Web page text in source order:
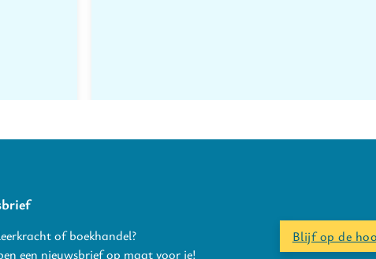
of boekhandel?
een nieuwsbrief op maat voor je!
Blijf op de